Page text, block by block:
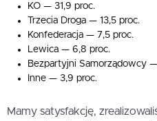
KO — 31,9 proc.
Trzecia Droga — 13,5 proc.
Konfederacja — 7,5 proc.
Lewica — 6,8 proc.
Bezpartyjni Samorządowcy
Inne — 3,9 proc.
Mamy satysfakcję,